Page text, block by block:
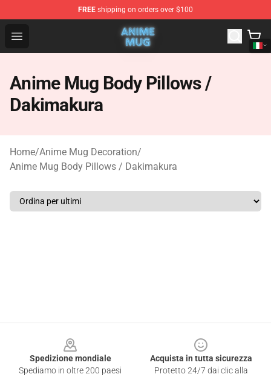
FREE shipping on orders over $100
Open menu
Anime Mug Shop - The Best Store of Anime Mug
Anime Mug Body Pillows /
Dakimakura
Home/Anime Mug Decoration/
Anime Mug Body Pillows / Dakimakura
Spedizione mondiale
Spediamo in oltre 200 paesi
Acquista in tutta sicurezza
Protetto 24/7 dai clic alla